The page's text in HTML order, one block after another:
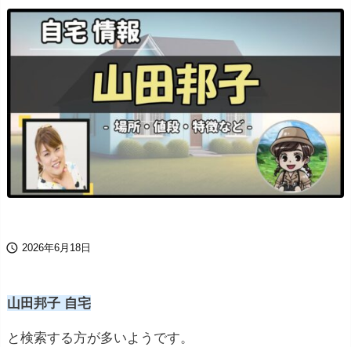
 2026年6月18日
山田邦子 自宅
と検索する方が多いようです。